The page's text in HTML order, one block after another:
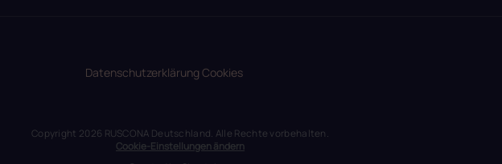
DatenschutzerklärungCookies
Copyright 2026 RUSCONA Deutschland. Alle Rechte vorbehalten.
Cookie-Einstellungen ändern